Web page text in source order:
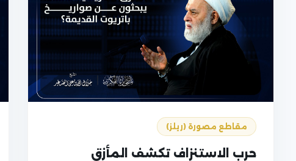
مقاطع مصورة (ريلز)
حرب الاستنزاف تكشف المأزق